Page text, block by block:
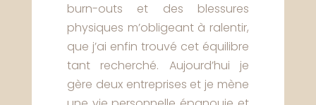
burn-outs et des blessures
physiques m’obligeant à ralentir,
que j’ai enfin trouvé cet équilibre
tant recherché. Aujourd’hui je
gère deux entreprises et je mène